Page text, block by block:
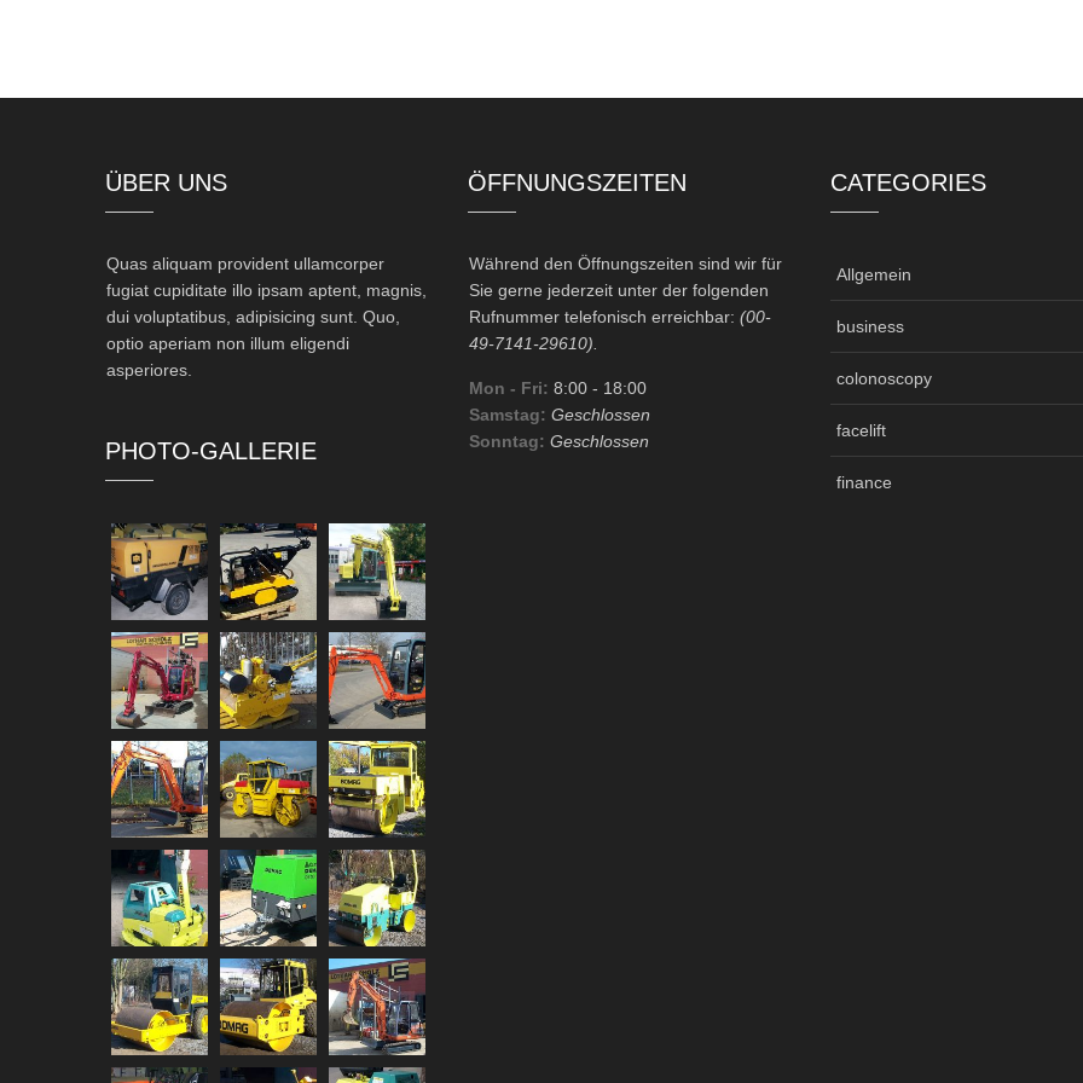
ÜBER UNS
Quas aliquam provident ullamcorper
fugiat cupiditate illo ipsam aptent, magnis,
dui voluptatibus, adipisicing sunt. Quo,
optio aperiam non illum eligendi
asperiores.
PHOTO-GALLERIE
ÖFFNUNGSZEITEN
Während den Öffnungszeiten sind wir für
Sie gerne jederzeit unter der folgenden
Rufnummer telefonisch erreichbar: (00-
49-7141-29610).
Mon - Fri: 8:00 - 18:00
Samstag: Geschlossen
Sonntag: Geschlossen
CATEGORIES
Allgemein
business
colonoscopy
facelift
finance